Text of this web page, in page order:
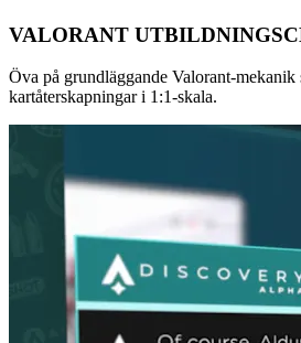
VALORANT
Öva på grundläggande Valorant-mekanik
kartåterskapningar i 1:1-skala.